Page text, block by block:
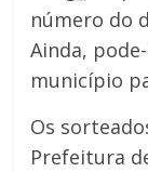
número do
Ainda,
município
Os
Prefeitura